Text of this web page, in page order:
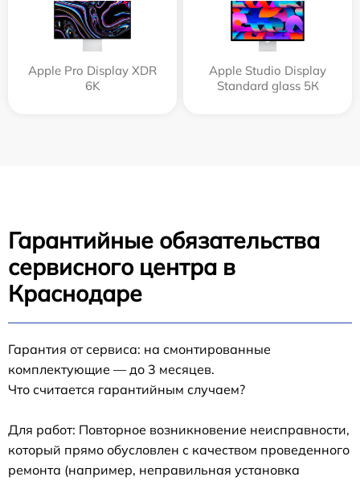
Apple Pro Display XDR
6K
Apple Studio Display
Standard glass 5К
Гарантийные обязательства
сервисного центра в
Краснодаре
Гарантия от сервиса: на смонтированные
комплектующие — до 3 месяцев.
Что считается гарантийным случаем?
Для работ: Повторное возникновение неисправности,
который прямо обусловлен с качеством проведенного
ремонта (например, неправильная установка